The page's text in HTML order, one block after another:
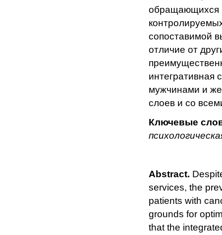
обращающихся
сопоставимой
отличие от
интегративная
мужчинами и
слоев и со
Ключевые
Abstract.
services, the
patients with
grounds for
that the